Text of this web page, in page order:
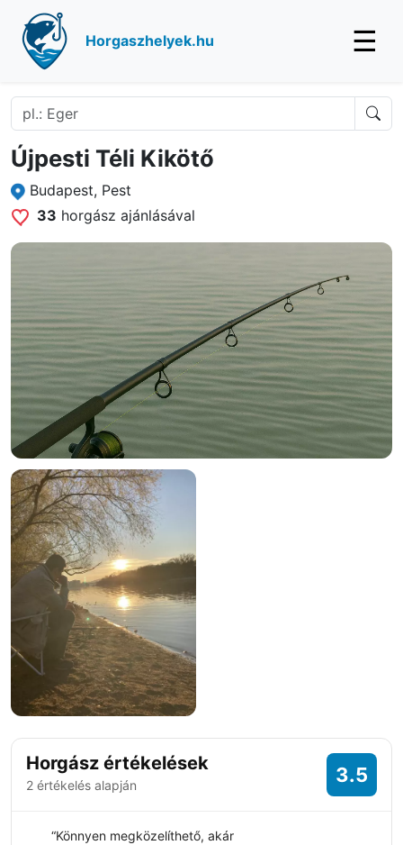
Horgaszhelyek.hu ☰
Újpesti Téli Kikötő
Budapest, Pest
33 horgász ajánlásával
Horgász értékelések
2 értékelés alapján 3.5
“Könnyen megközelíthető, akár